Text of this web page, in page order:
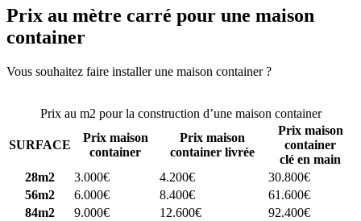
Prix au mètre carré pour une maison
container
Vous souhaitez faire installer une maison container ?
Prix au m2 pour la construction d’une maison container
SURFACE
Prix maison
container
Prix maison
container livrée
Prix maison
container
clé en main
28m2
3.000€ 4.200€
30.800€
56m2
6.000€ 8.400€
61.600€
84m2
9.000€ 12.600€
92.400€